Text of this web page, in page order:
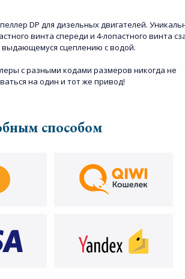
DP для дизельных двигателей.
винта спереди и 4-лопастного винта
выдающемуся сцеплению с водой.
с разными кодами размеров никогда не
на один и тот же привод!
способом